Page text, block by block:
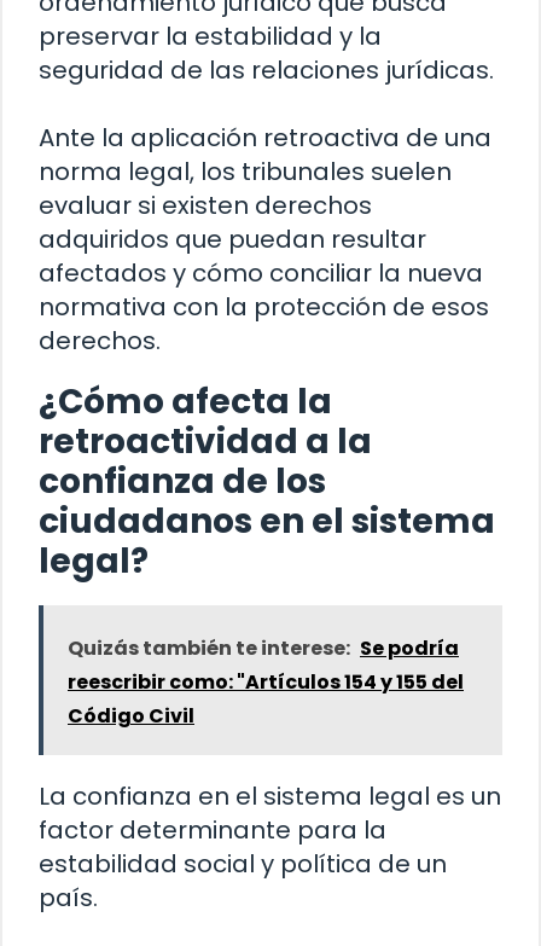
preservar la estabilidad y la
seguridad de las relaciones jurídicas.
Ante la aplicación retroactiva de una
norma legal, los tribunales suelen
evaluar si existen derechos
adquiridos que puedan resultar
afectados y cómo conciliar la nueva
normativa con la protección de esos
derechos.
¿Cómo afecta la
retroactividad a la
confianza de los
ciudadanos en el sistema
legal?
Quizás también te interese: Se podría
reescribir como: "Artículos 154 y 155 del
Código Civil
La confianza en el sistema legal es un
factor determinante para la
estabilidad social y política de un
país.